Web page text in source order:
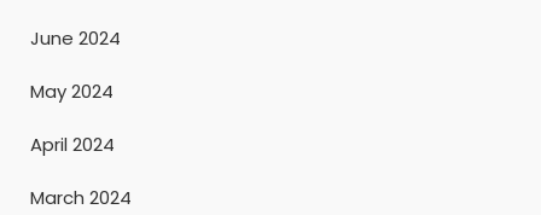
June 2024
May 2024
April 2024
March 2024